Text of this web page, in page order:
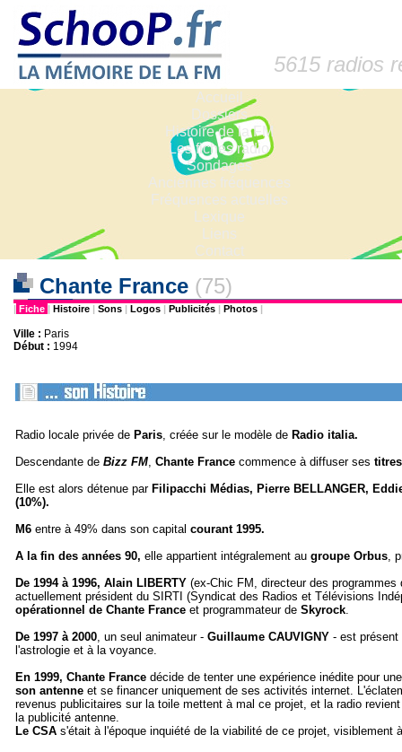
5615 radios
Accueil
Dossiers
Histoire de la FM
Les fiches radio
Sondages
Anciennes fréquences
Fréquences actuelles
Lexique
Liens
Contact
Chante France (75)
| Fiche | Histoire | Sons | Logos | Publicités | Photos |
Ville : Paris
Début : 1994
Radio locale privée de Paris, créée sur le modèle de Radio italia.
Descendante de Bizz FM, Chante France commence à diffuser ses
Elle est alors détenue par Filipacchi Médias, Pierre BELLANGER,
(10%).
M6 entre à 49% dans son capital courant 1995.
A la fin des années 90, elle appartient intégralement au groupe Orbus,
De 1994 à 1996, Alain LIBERTY (ex-Chic FM, directeur des
actuellement président du SIRTI (Syndicat des Radios et Télévisions
opérationnel de Chante France et programmateur de Skyrock.
De 1997 à 2000, un seul animateur - Guillaume CAUVIGNY - est présent
l'astrologie et à la voyance.
En 1999, Chante France décide de tenter une expérience inédite pour
son antenne et se financer uniquement de ses activités internet.
revenus publicitaires sur la toile mettent à mal ce projet, et la radio
la publicité antenne.
Le CSA s'était à l'époque inquiété de la viabilité de ce projet, visiblement